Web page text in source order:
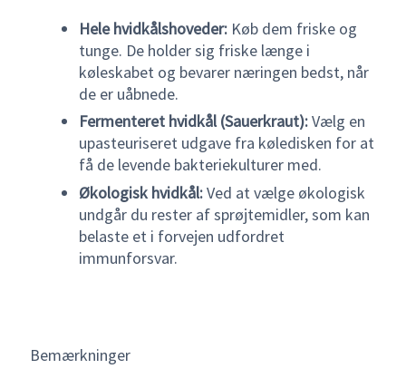
Hele hvidkålshoveder:Køb dem friske og
tunge. De holder sig friske længe i
køleskabet og bevarer næringen bedst, når
de er uåbnede.
Fermenteret hvidkål (Sauerkraut):Vælg en
upasteuriseret udgave fra køledisken for at
få de levende bakteriekulturer med.
Økologisk hvidkål:Ved at vælge økologisk
undgår du rester af sprøjtemidler, som kan
belaste et i forvejen udfordret
immunforsvar.
Bemærkninger